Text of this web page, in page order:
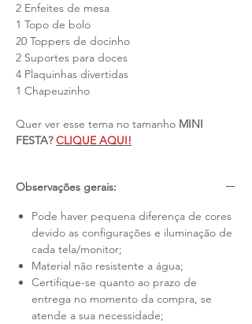
2 Enfeites de mesa
1 Topo de bolo
20 Toppers de docinho
2 Suportes para doces
4 Plaquinhas divertidas
1 Chapeuzinho
Quer ver esse tema no tamanho MINI
FESTA? CLIQUE AQUI!
Observações gerais:
Pode haver pequena diferença de cores
devido as configurações e iluminação de
cada tela/monitor;
Material não resistente a água;
Certifique-se quanto ao prazo de
entrega no momento da compra, se
atende a sua necessidade;